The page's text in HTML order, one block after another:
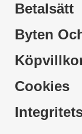
Betalsätt
Byten
Cookies